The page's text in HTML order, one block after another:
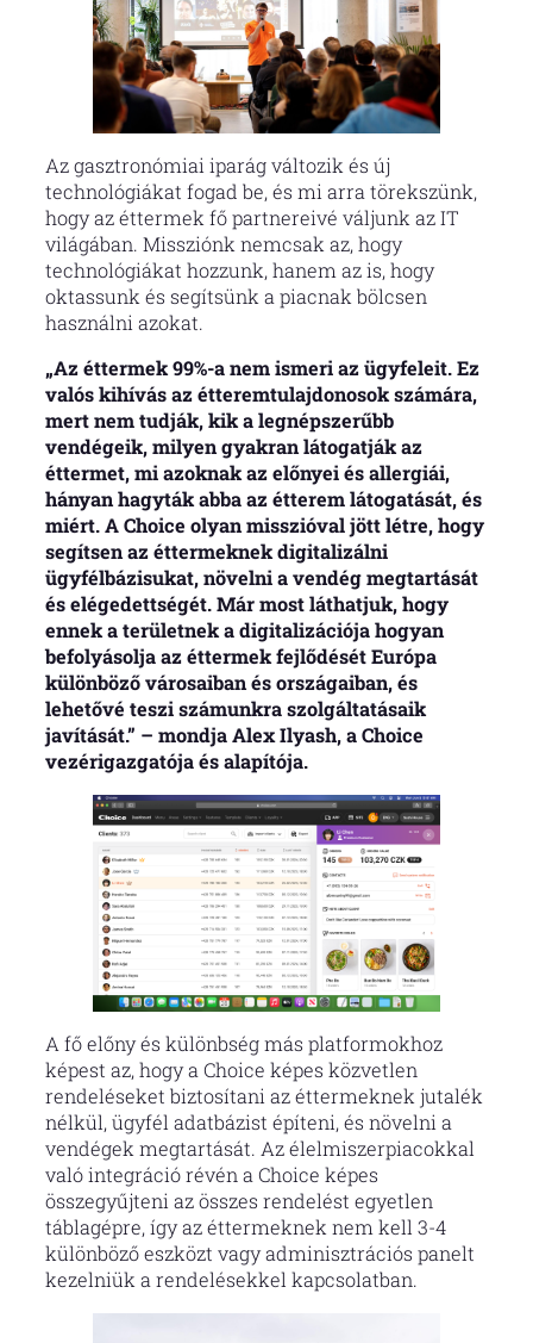
Az gasztronómiai iparág változik és új
technológiákat fogad be, és mi arra törekszünk,
hogy az éttermek fő partnereivé váljunk az IT
világában. Missziónk nemcsak az, hogy
technológiákat hozzunk, hanem az is, hogy
oktassunk és segítsünk a piacnak bölcsen
használni azokat.
„Az éttermek 99%-a nem ismeri az ügyfeleit. Ez
valós kihívás az étteremtulajdonosok számára,
mert nem tudják, kik a legnépszerűbb
vendégeik, milyen gyakran látogatják az
éttermet, mi azoknak az előnyei és allergiái,
hányan hagyták abba az étterem látogatását, és
miért. A Choice olyan misszióval jött létre, hogy
segítsen az éttermeknek digitalizálni
ügyfélbázisukat, növelni a vendég megtartását
és elégedettségét. Már most láthatjuk, hogy
ennek a területnek a digitalizációja hogyan
befolyásolja az éttermek fejlődését Európa
különböző városaiban és országaiban, és
lehetővé teszi számunkra szolgáltatásaik
javítását.” – mondja Alex Ilyash, a Choice
vezérigazgatója és alapítója.
A fő előny és különbség más platformokhoz
képest az, hogy a Choice képes közvetlen
rendeléseket biztosítani az éttermeknek jutalék
nélkül, ügyfél adatbázist építeni, és növelni a
vendégek megtartását. Az élelmiszerpiacokkal
való integráció révén a Choice képes
összegyűjteni az összes rendelést egyetlen
táblagépre, így az éttermeknek nem kell 3-4
különböző eszközt vagy adminisztrációs panelt
kezelniük a rendelésekkel kapcsolatban.